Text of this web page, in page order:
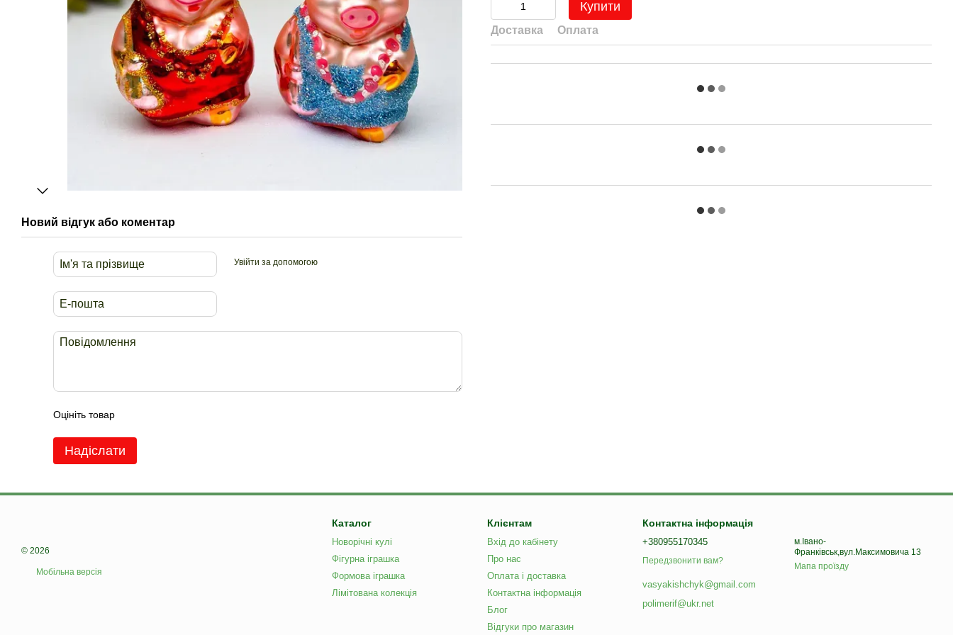
Новий відгук або коментар
Увійти за допомогою
Оцініть товар
Надіслати
Купити
Доставка Оплата
© 2026
Мобільна версія
Каталог
Новорічні кулі
Фігурна іграшка
Формова іграшка
Лімітована колекція
Клієнтам
Вхід до кабінету
Про нас
Оплата і доставка
Контактна інформація
Блог
Відгуки про магазин
Контактна інформація
+380955170345
Передзвонити вам?
vasyakishchyk@gmail.com
polimerif@ukr.net
м.Івано-
Франківськ,вул.Максимовича 13
Мапа проїзду